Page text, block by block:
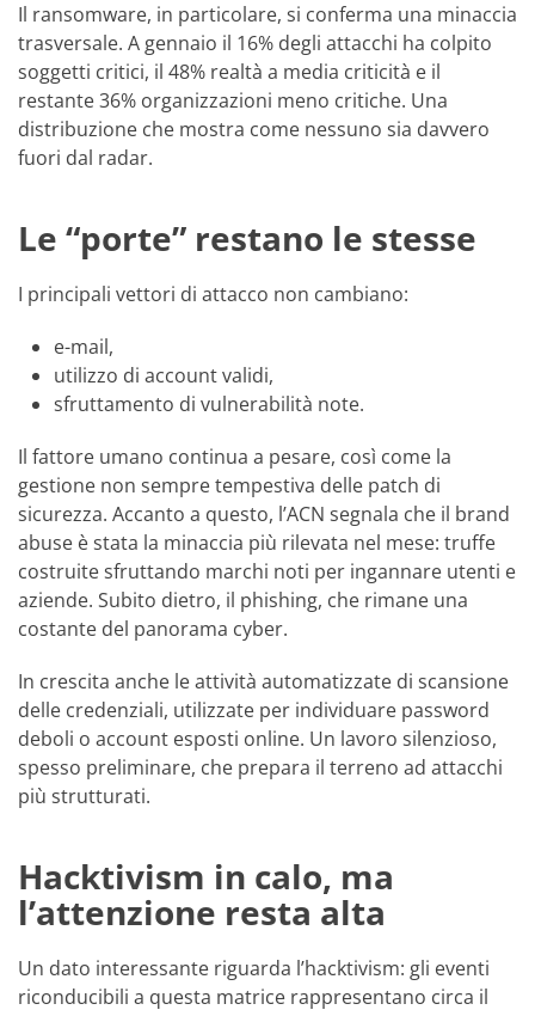
Il ransomware, in particolare, si conferma una minaccia
trasversale. A gennaio il 16% degli attacchi ha colpito
soggetti critici, il 48% realtà a media criticità e il
restante 36% organizzazioni meno critiche. Una
distribuzione che mostra come nessuno sia davvero
fuori dal radar.
Le “porte” restano le stesse
I principali vettori di attacco non cambiano:
e-mail,
utilizzo di account validi,
sfruttamento di vulnerabilità note.
Il fattore umano continua a pesare, così come la
gestione non sempre tempestiva delle patch di
sicurezza. Accanto a questo, l’ACN segnala che il brand
abuse è stata la minaccia più rilevata nel mese: truffe
costruite sfruttando marchi noti per ingannare utenti e
aziende. Subito dietro, il phishing, che rimane una
costante del panorama cyber.
In crescita anche le attività automatizzate di scansione
delle credenziali, utilizzate per individuare password
deboli o account esposti online. Un lavoro silenzioso,
spesso preliminare, che prepara il terreno ad attacchi
più strutturati.
Hacktivism in calo, ma
l’attenzione resta alta
Un dato interessante riguarda l’hacktivism: gli eventi
riconducibili a questa matrice rappresentano circa il